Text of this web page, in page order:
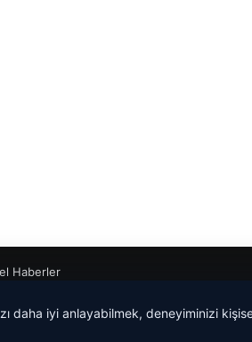
Haberler
daha iyi anlayabilmek, deneyiminizi